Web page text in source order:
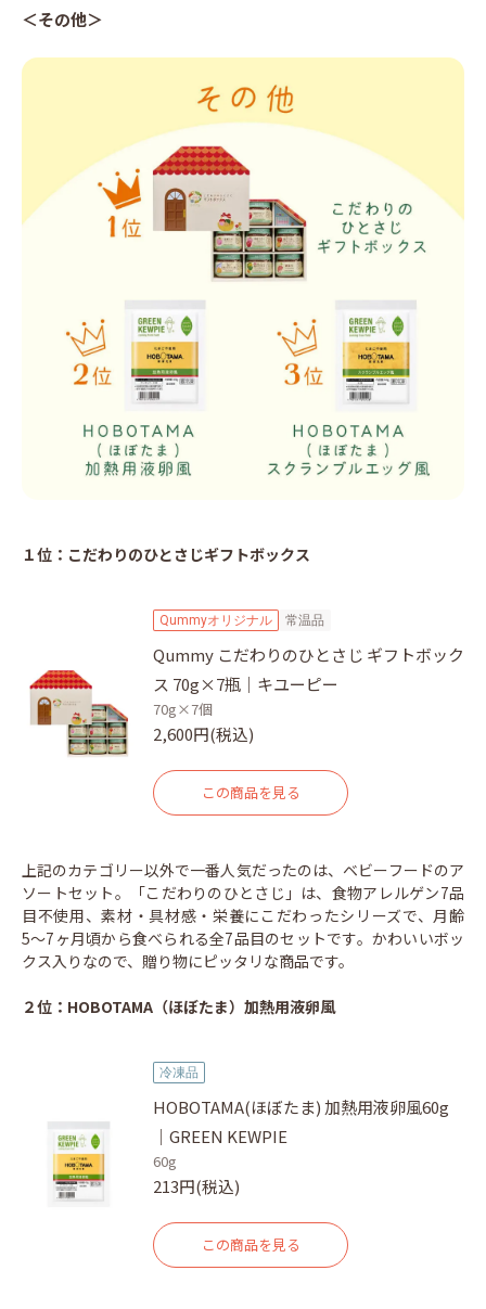
＜その他＞
１位：こだわりのひとさじギフトボックス
Qummyオリジナル 常温品
Qummy こだわりのひとさじ ギフトボック
ス 70g×7瓶｜キユーピー
70g×7個
2,600円(税込)
この商品を見る
上記のカテゴリー以外で一番人気だったのは、ベビーフードのア
ソートセット。「こだわりのひとさじ」は、食物アレルゲン7品
目不使用、素材・具材感・栄養にこだわったシリーズで、月齢
5〜7ヶ月頃から食べられる全7品目のセットです。かわいいボッ
クス入りなので、贈り物にピッタリな商品です。
２位：HOBOTAMA（ほぼたま）加熱用液卵風
冷凍品
HOBOTAMA(ほぼたま) 加熱用液卵風60g
｜GREEN KEWPIE
60g
213円(税込)
この商品を見る